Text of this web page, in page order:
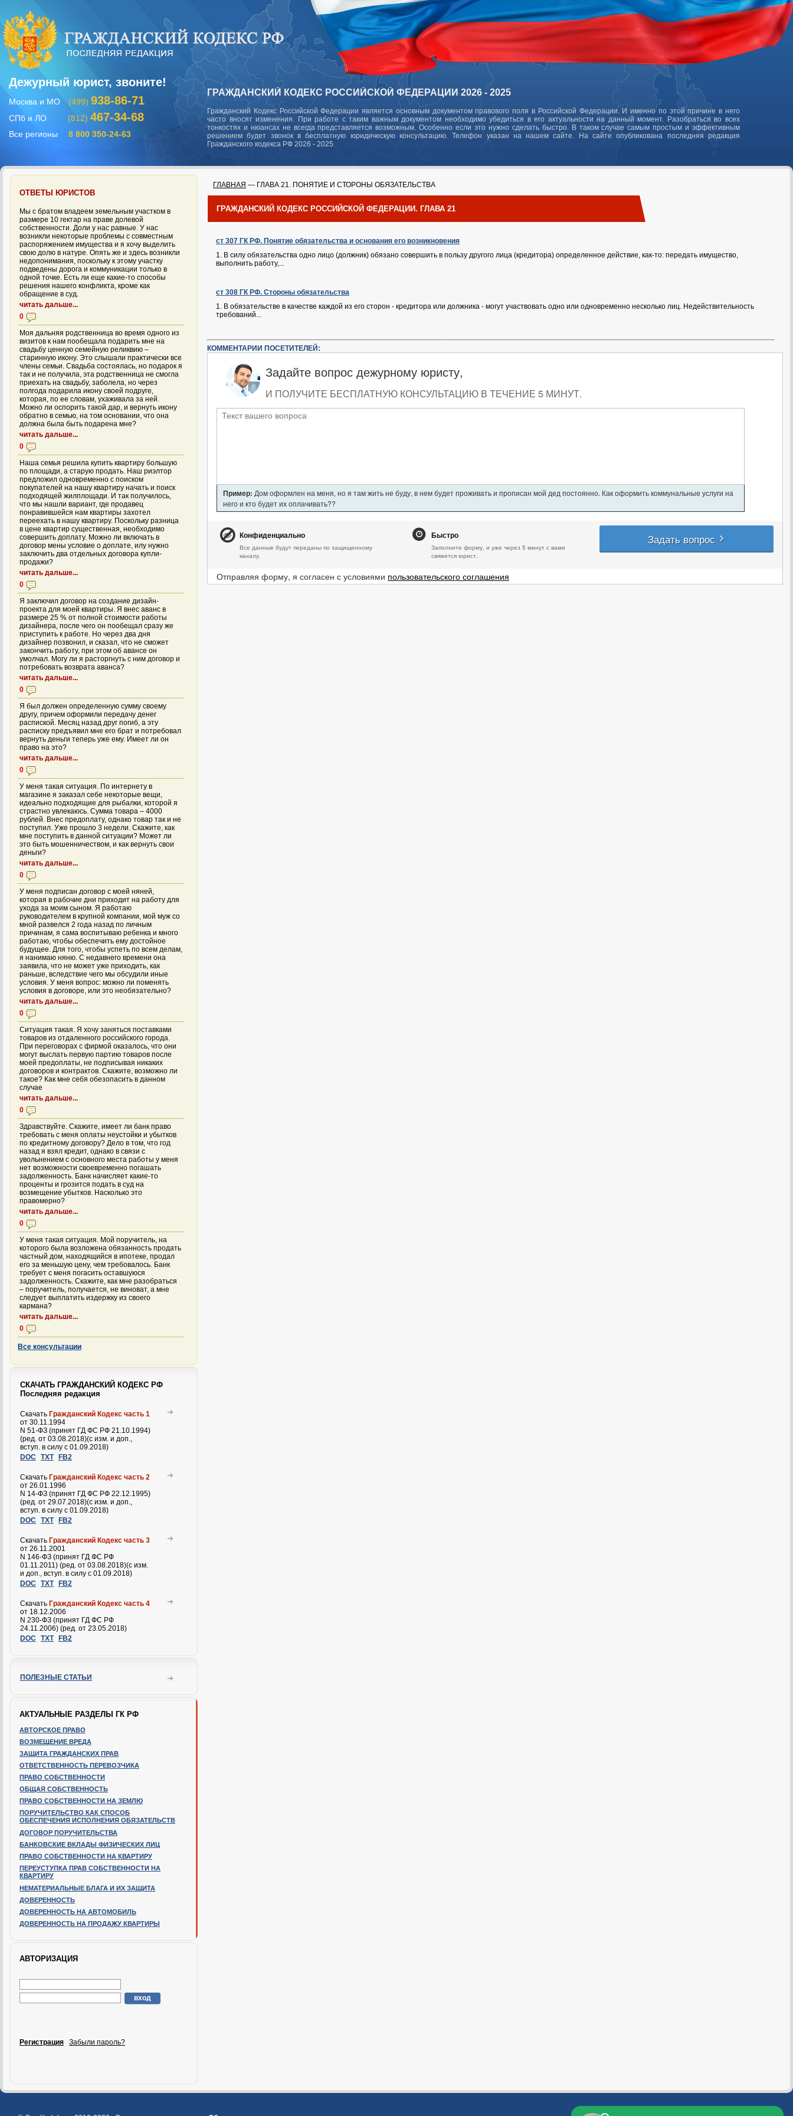
Дежурный юрист, звоните!
Москва и МО (499) 938-86-71
СПб и ЛО (812) 467-34-68
Все регионы 8 800 350-24-63
ГРАЖДАНСКИЙ КОДЕКС РОССИЙСКОЙ ФЕДЕРАЦИИ 2026 - 2025
Гражданский Кодекс Российской Федерации является основным документом правового поля в Российской Федерации. И именно по этой причине в него
часто вносят изменения. При работе с таким важным документом необходимо убедиться в его актуальности на данный момент. Разобраться во всех
тонкостях и нюансах не всегда представляется возможным. Особенно если это нужно сделать быстро. В таком случае самым простым и эффективным
решением будет звонок в бесплатную юридическую консультацию. Телефон указан на нашем сайте. На сайте опубликована последняя редакция
Гражданского кодекса РФ 2026 - 2025
ГЛАВНАЯ — ГЛАВА 21. ПОНЯТИЕ И СТОРОНЫ ОБЯЗАТЕЛЬСТВА
ГРАЖДАНСКИЙ КОДЕКС РОССИЙСКОЙ ФЕДЕРАЦИИ. ГЛАВА 21
ст 307 ГК РФ. Понятие обязательства и основания его возникновения
1. В силу обязательства одно лицо (должник) обязано совершить в пользу другого лица (кредитора) определенное действие, как-то: передать имущество,
выполнить работу,...
ст 308 ГК РФ. Стороны обязательства
1. В обязательстве в качестве каждой из его сторон - кредитора или должника - могут участвовать одно или одновременно несколько лиц. Недействительность
требований...
КОММЕНТАРИИ ПОСЕТИТЕЛЕЙ:
Задайте вопрос дежурному юристу,
И ПОЛУЧИТЕ БЕСПЛАТНУЮ КОНСУЛЬТАЦИЮ В ТЕЧЕНИЕ 5 МИНУТ.
Пример: Дом оформлен на меня, но я там жить не буду, в нем будет проживать и прописан мой дед постоянно. Как оформить коммунальные услуги на
него и кто будет их оплачивать??
Конфиденциально
Все данные будут переданы по защищенному
каналу.
Быстро
Заполните форму, и уже через 5 минут с вами
свяжется юрист.
Задать вопрос
Отправляя форму, я согласен с условиями пользовательского соглашения
ОТВЕТЫ ЮРИСТОВ
Мы с братом владеем земельным участком в
размере 10 гектар на праве долевой
собственности. Доли у нас равные. У нас
возникли некоторые проблемы с совместным
распоряжением имущества и я хочу выделить
свою долю в натуре. Опять же и здесь возникли
недопонимания, поскольку к этому участку
подведены дорога и коммуникации только в
одной точке. Есть ли еще какие-то способы
решения нашего конфликта, кроме как
обращение в суд.
читать дальше...
0
Моя дальняя родственница во время одного из
визитов к нам пообещала подарить мне на
свадьбу ценную семейную реликвию –
старинную икону. Это слышали практически все
члены семьи. Свадьба состоялась, но подарок я
так и не получила, эта родственница не смогла
приехать на свадьбу, заболела, но через
полгода подарила икону своей подруге,
которая, по ее словам, ухаживала за ней.
Можно ли оспорить такой дар, и вернуть икону
обратно в семью, на том основании, что она
должна была быть подарена мне?
читать дальше...
0
Наша семья решила купить квартиру большую
по площади, а старую продать. Наш риэлтор
предложил одновременно с поиском
покупателей на нашу квартиру начать и поиск
подходящей жилплощади. И так получилось,
что мы нашли вариант, где продавец
понравившейся нам квартиры захотел
переехать в нашу квартиру. Поскольку разница
в цене квартир существенная, необходимо
совершить доплату. Можно ли включать в
договор мены условие о доплате, илу нужно
заключить два отдельных договора купли-
продажи?
читать дальше...
0
Я заключил договор на создание дизайн-
проекта для моей квартиры. Я внес аванс в
размере 25 % от полной стоимости работы
дизайнера, после чего он пообещал сразу же
приступить к работе. Но через два дня
дизайнер позвонил, и сказал, что не сможет
закончить работу, при этом об авансе он
умолчал. Могу ли я расторгнуть с ним договор и
потребовать возврата аванса?
читать дальше...
0
Я был должен определенную сумму своему
другу, причем оформили передачу денег
распиской. Месяц назад друг погиб, а эту
расписку предъявил мне его брат и потребовал
вернуть деньги теперь уже ему. Имеет ли он
право на это?
читать дальше...
0
У меня такая ситуация. По интернету в
магазине я заказал себе некоторые вещи,
идеально подходящие для рыбалки, которой я
страстно увлекаюсь. Сумма товара – 4000
рублей. Внес предоплату, однако товар так и не
поступил. Уже прошло 3 недели. Скажите, как
мне поступить в данной ситуации? Может ли
это быть мошенничеством, и как вернуть свои
деньги?
читать дальше...
0
У меня подписан договор с моей няней,
которая в рабочие дни приходит на работу для
ухода за моим сыном. Я работаю
руководителем в крупной компании, мой муж со
мной развелся 2 года назад по личным
причинам, я сама воспитываю ребенка и много
работаю, чтобы обеспечить ему достойное
будущее. Для того, чтобы успеть по всем делам,
я нанимаю няню. С недавнего времени она
заявила, что не может уже приходить, как
раньше, вследствие чего мы обсудили иные
условия. У меня вопрос: можно ли поменять
условия в договоре, или это необязательно?
читать дальше...
0
Ситуация такая. Я хочу заняться поставками
товаров из отдаленного российского города.
При переговорах с фирмой оказалось, что они
могут выслать первую партию товаров после
моей предоплаты, не подписывая никаких
договоров и контрактов. Скажите, возможно ли
такое? Как мне себя обезопасить в данном
случае
читать дальше...
0
Здравствуйте. Скажите, имеет ли банк право
требовать с меня оплаты неустойки и убытков
по кредитному договору? Дело в том, что год
назад я взял кредит, однако в связи с
увольнением с основного места работы у меня
нет возможности своевременно погашать
задолженность. Банк начисляет какие-то
проценты и грозится подать в суд на
возмещение убытков. Насколько это
правомерно?
читать дальше...
0
У меня такая ситуация. Мой поручитель, на
которого была возложена обязанность продать
частный дом, находящийся в ипотеке, продал
его за меньшую цену, чем требовалось. Банк
требует с меня погасить оставшуюся
задолженность. Скажите, как мне разобраться
– поручитель, получается, не виноват, а мне
следует выплатить издержку из своего
кармана?
читать дальше...
0
Все консультации
СКАЧАТЬ ГРАЖДАНСКИЙ КОДЕКС РФ
Последняя редакция
Скачать Гражданский Кодекс часть 1
от 30.11.1994
N 51-ФЗ (принят ГД ФС РФ 21.10.1994)
(ред. от 03.08.2018)(с изм. и доп.,
вступ. в силу с 01.09.2018)
DOC TXT FB2
Скачать Гражданский Кодекс часть 2
от 26.01.1996
N 14-ФЗ (принят ГД ФС РФ 22.12.1995)
(ред. от 29.07.2018)(с изм. и доп.,
вступ. в силу с 01.09.2018)
DOC TXT FB2
Скачать Гражданский Кодекс часть 3
от 26.11.2001
N 146-ФЗ (принят ГД ФС РФ
01.11.2011) (ред. от 03.08.2018)(с изм.
и доп., вступ. в силу с 01.09.2018)
DOC TXT FB2
Скачать Гражданский Кодекс часть 4
от 18.12.2006
N 230-ФЗ (принят ГД ФС РФ
24.11.2006) (ред. от 23.05.2018)
DOC TXT FB2
ПОЛЕЗНЫЕ СТАТЬИ
АКТУАЛЬНЫЕ РАЗДЕЛЫ ГК РФ
АВТОРСКОЕ ПРАВО
ВОЗМЕЩЕНИЕ ВРЕДА
ЗАЩИТА ГРАЖДАНСКИХ ПРАВ
ОТВЕТСТВЕННОСТЬ ПЕРЕВОЗЧИКА
ПРАВО СОБСТВЕННОСТИ
ОБЩАЯ СОБСТВЕННОСТЬ
ПРАВО СОБСТВЕННОСТИ НА ЗЕМЛЮ
ПОРУЧИТЕЛЬСТВО КАК СПОСОБ
ОБЕСПЕЧЕНИЯ ИСПОЛНЕНИЯ ОБЯЗАТЕЛЬСТВ
ДОГОВОР ПОРУЧИТЕЛЬСТВА
БАНКОВСКИЕ ВКЛАДЫ ФИЗИЧЕСКИХ ЛИЦ
ПРАВО СОБСТВЕННОСТИ НА КВАРТИРУ
ПЕРЕУСТУПКА ПРАВ СОБСТВЕННОСТИ НА
КВАРТИРУ
НЕМАТЕРИАЛЬНЫЕ БЛАГА И ИХ ЗАЩИТА
ДОВЕРЕННОСТЬ
ДОВЕРЕННОСТЬ НА АВТОМОБИЛЬ
ДОВЕРЕННОСТЬ НА ПРОДАЖУ КВАРТИРЫ
АВТОРИЗАЦИЯ
Регистрация Забыли пароль?